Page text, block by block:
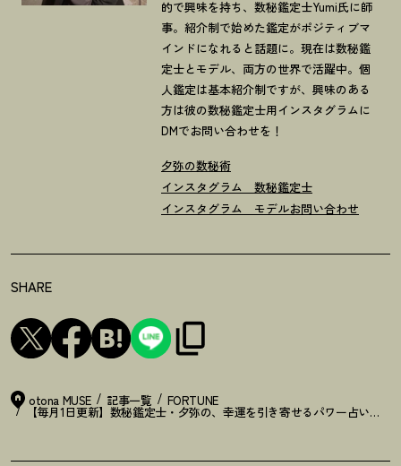
的で興味を持ち、数秘鑑定士Yumi氏に師
事。紹介制で始めた鑑定がポジティブマ
インドになれると話題に。現在は数秘鑑
定士とモデル、両方の世界で活躍中。個
人鑑定は基本紹介制ですが、興味のある
方は彼の数秘鑑定士用インスタグラムに
DMでお問い合わせを！
夕弥の数秘術
インスタグラム 数秘鑑定士
インスタグラム モデルお問い合わせ
SHARE
otona MUSE 記事一覧 FORTUNE
【毎月1日更新】数秘鑑定士・夕弥の、幸運を引き寄せるパワー占い【7